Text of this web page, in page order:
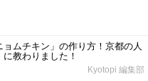
ムチキン」の作り方！京都の人
教わりました！
Kyotopi 編集部